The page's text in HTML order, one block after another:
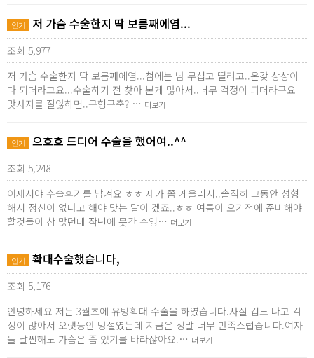
인기 저 가슴 수술한지 딱 보름째에염...
조회 5,977
저 가슴 수술한지 딱 보름째에염...첨에는 넘 무섭고 떨리고..온갖 상상이
다 되더라고요...수술하기 전 찾아 본게 많아서..너무 걱정이 되더라구요
맛사지를 잘않하면..구형구축? … 더보기
인기 으흐흐 드디어 수술을 했어여..^^
조회 5,248
이제서야 수술후기를 남겨요 ㅎㅎ 제가 쫌 게을러서..솔직히 그동안 성형
해서 정신이 없다고 해야 맞는 말이 겠죠..ㅎㅎ 여름이 오기전에 준비해야
할것들이 참 많던데 작년에 못간 수영… 더보기
인기 확대수술했습니다,
조회 5,176
안녕하세요 저는 3월초에 유방확대 수술을 하였습니다.사실 겁도 나고 걱
정이 많아서 오랫동안 망설였는데 지금은 정말 너무 만족스럽습니다.여자
들 날씬해도 가슴은 좀 있기를 바라잖아요.… 더보기